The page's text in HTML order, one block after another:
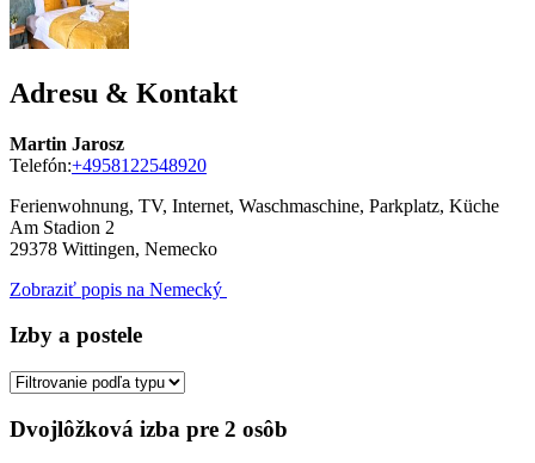
Adresu & Kontakt
Martin Jarosz
Telefón:+4958122548920
Ferienwohnung, TV, Internet, Waschmaschine, Parkplatz, Küche
Am Stadion 2
29378 Wittingen, Nemecko
Zobraziť popis na Nemecký
Izby a postele
Dvojlôžková izba pre 2 osôb